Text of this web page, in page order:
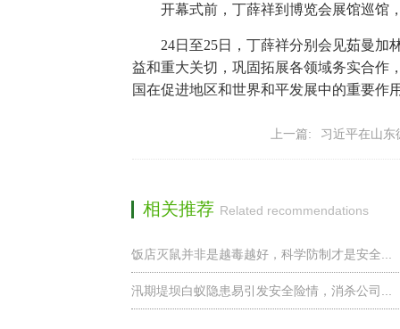
开幕式前，丁薛祥到博览会展馆巡馆
24日至25日，丁薛祥分别会见茹曼
益和重大关切，巩固拓展各领域务实合作
国在促进地区和世界和平发展中的重要作
上一篇: 习近平在山
相关推荐 Related recommendations
饭店灭鼠并非是越毒越好，科学防制才是安全...
汛期堤坝白蚁隐患易引发安全险情，消杀公司...